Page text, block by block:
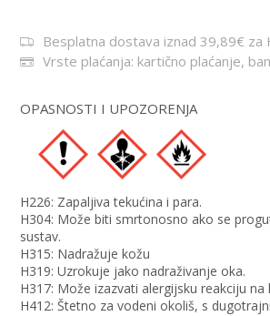
Besplatna dostava iznad 39,89€ za
Vrste plaćanja: kartično plaćanje,
OPASNOSTI I UPOZORENJA
H226: Zapaljiva tekućina i para.
H304: Može biti smrtonosno ako se
sustav.
H315: Nadražuje kožu
H319: Uzrokuje jako nadraživanje oka.
H317: Može izazvati alergijsku reakciju na
H412: Štetno za vodeni okoliš, s